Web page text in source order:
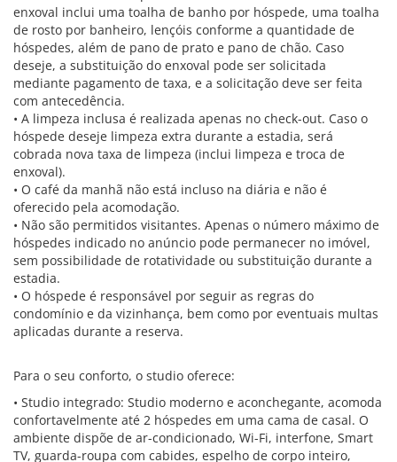
enxoval inclui uma toalha de banho por hóspede, uma toalha
de rosto por banheiro, lençóis conforme a quantidade de
hóspedes, além de pano de prato e pano de chão. Caso
deseje, a substituição do enxoval pode ser solicitada
mediante pagamento de taxa, e a solicitação deve ser feita
com antecedência.
• A limpeza inclusa é realizada apenas no check-out. Caso o
hóspede deseje limpeza extra durante a estadia, será
cobrada nova taxa de limpeza (inclui limpeza e troca de
enxoval).
• O café da manhã não está incluso na diária e não é
oferecido pela acomodação.
• Não são permitidos visitantes. Apenas o número máximo de
hóspedes indicado no anúncio pode permanecer no imóvel,
sem possibilidade de rotatividade ou substituição durante a
estadia.
• O hóspede é responsável por seguir as regras do
condomínio e da vizinhança, bem como por eventuais multas
aplicadas durante a reserva.
Para o seu conforto, o studio oferece:
• Studio integrado: Studio moderno e aconchegante, acomoda
confortavelmente até 2 hóspedes em uma cama de casal. O
ambiente dispõe de ar-condicionado, Wi-Fi, interfone, Smart
TV, guarda-roupa com cabides, espelho de corpo inteiro,